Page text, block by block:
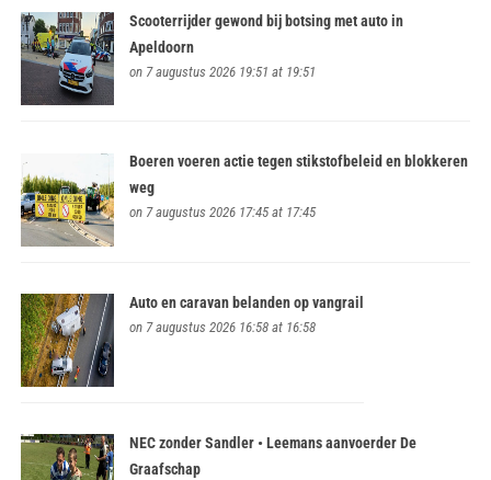
Scooterrijder gewond bij botsing met auto in
Apeldoorn
on 7 augustus 2026 19:51 at 19:51
Boeren voeren actie tegen stikstofbeleid en blokkeren
weg
on 7 augustus 2026 17:45 at 17:45
Auto en caravan belanden op vangrail
on 7 augustus 2026 16:58 at 16:58
NEC zonder Sandler • Leemans aanvoerder De
Graafschap